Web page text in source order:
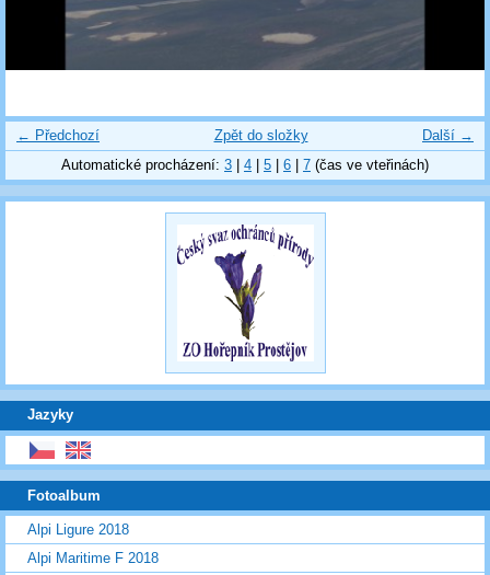
← Předchozí Další →
Zpět do složky
Automatické procházení: 3 | 4 | 5 | 6 | 7 (čas ve vteřinách)
Jazyky
Fotoalbum
Alpi Ligure 2018
Alpi Maritime F 2018